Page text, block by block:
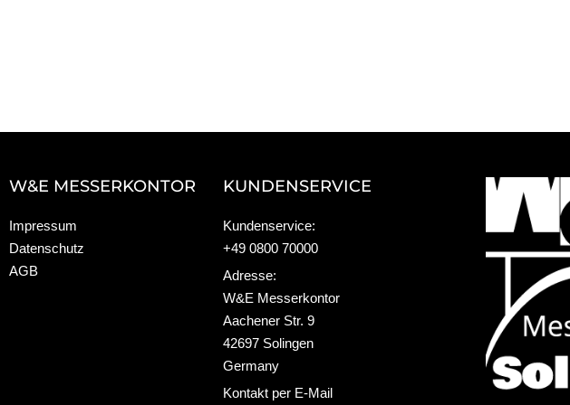
W&E MESSERKONTOR
Impressum
Datenschutz
AGB
KUNDENSERVICE
Kundenservice:
+49 0800 70000
Adresse:
W&E Messerkontor
Aachener Str. 9
42697 Solingen
Germany
Kontakt per E-Mail